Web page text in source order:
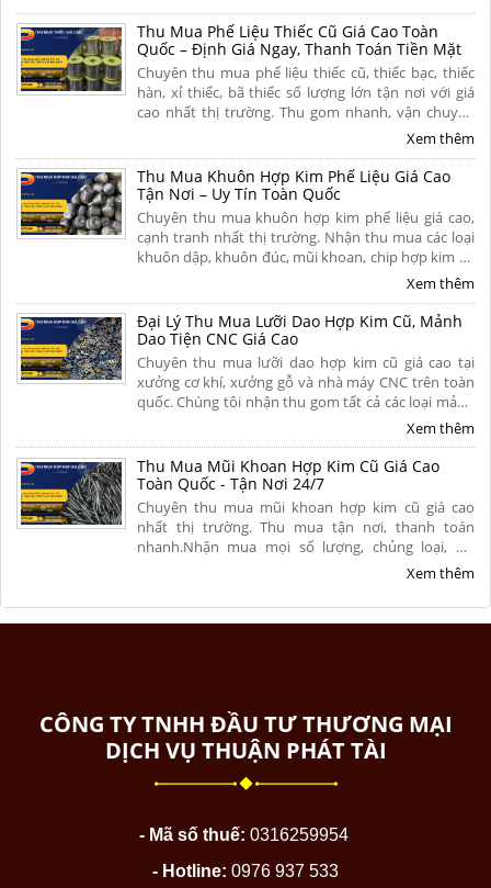
Thu Mua Phế Liệu Thiếc Cũ Giá Cao Toàn
Quốc – Định Giá Ngay, Thanh Toán Tiền Mặt
Chuyên thu mua phế liệu thiếc cũ, thiếc bạc, thiếc
hàn, xỉ thiếc, bã thiếc số lượng lớn tận nơi với giá
cao nhất thị trường. Thu gom nhanh, vận chuyển
miễn phí, thanh toán liền tay và có hoa hồng cao
hôm nay!
Xem thêm
Thu Mua Khuôn Hợp Kim Phế Liệu Giá Cao
Tận Nơi – Uy Tín Toàn Quốc
Chuyên thu mua khuôn hợp kim phế liệu giá cao,
cạnh tranh nhất thị trường. Nhận thu mua các loại
khuôn dập, khuôn đúc, mũi khoan, chip hợp kim cũ
hỏng tận nơi. Cân đo uy tín, khảo sát nhanh chóng,
tiết hôm nay!
Xem thêm
Đại Lý Thu Mua Lưỡi Dao Hợp Kim Cũ, Mảnh
Dao Tiện CNC Giá Cao
Chuyên thu mua lưỡi dao hợp kim cũ giá cao tại
xưởng cơ khí, xưởng gỗ và nhà máy CNC trên toàn
quốc. Chúng tôi nhận thu gom tất cả các loại mảnh
dao tiện cũ, dao phay ngón carbide, mũi khoan siêu
hoặc hư hỏng. Liên hệ ngay.
Xem thêm
Thu Mua Mũi Khoan Hợp Kim Cũ Giá Cao
Toàn Quốc - Tận Nơi 24/7
Chuyên thu mua mũi khoan hợp kim cũ giá cao
nhất thị trường. Thu mua tận nơi, thanh toán
nhanh.Nhận mua mọi số lượng, chủng loại, hư
hỏng, nứt vỡ từ xưởng cơ khí. Liên hệ ngay để nhận
Xem thêm
CÔNG TY TNHH ĐẦU TƯ THƯƠNG MẠI
DỊCH VỤ THUẬN PHÁT TÀI
- Mã số thuế: 0316259954
- Hotline: 0976 937 533